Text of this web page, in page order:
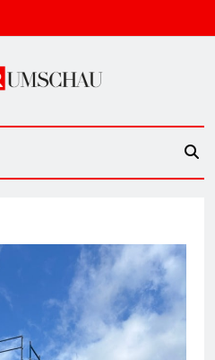
Umschau